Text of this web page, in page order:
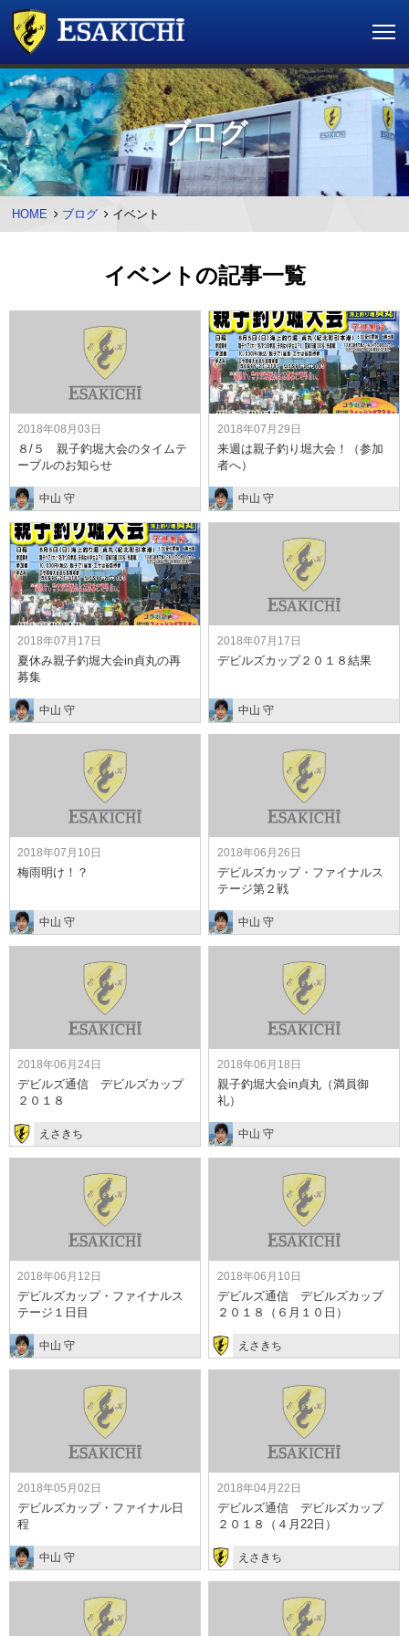
ブログ
HOME ブログ イベント
イベントの記事一覧
2018年08月03日
８/５ 親子釣堀大会のタイムテ
ーブルのお知らせ
中山 守
2018年07月29日
来週は親子釣り堀大会！（参加
者へ）
中山 守
2018年07月17日
夏休み親子釣堀大会in貞丸の再
募集
中山 守
2018年07月17日
デビルズカップ２０１８結果
中山 守
2018年07月10日
梅雨明け！？
中山 守
2018年06月26日
デビルズカップ・ファイナルス
テージ第２戦
中山 守
2018年06月24日
デビルズ通信 デビルズカップ
２０１８
えさきち
2018年06月18日
親子釣堀大会in貞丸（満員御
礼）
中山 守
2018年06月12日
デビルズカップ・ファイナルス
テージ１日目
中山 守
2018年06月10日
デビルズ通信 デビルズカップ
２０１８（６月１０日）
えさきち
2018年05月02日
デビルズカップ・ファイナル日
程
中山 守
2018年04月22日
デビルズ通信 デビルズカップ
２０１８（４月22日）
えさきち